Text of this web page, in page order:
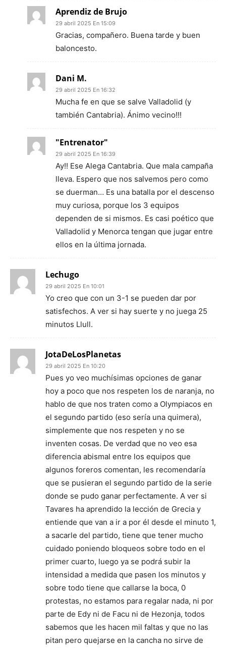
Aprendiz de Brujo
29 abril 2025 En 15:09
Gracias, compañero. Buena tarde y buen
baloncesto.
Dani M.
29 abril 2025 En 16:32
Mucha fe en que se salve Valladolid (y
también Cantabria). Ánimo vecino!!!
"Entrenator"
29 abril 2025 En 16:39
Ay!! Ese Alega Cantabria. Que mala campaña
lleva. Espero que nos salvemos pero como
se duerman… Es una batalla por el descenso
muy curiosa, porque los 3 equipos
dependen de si mismos. Es casi poético que
Valladolid y Menorca tengan que jugar entre
ellos en la última jornada.
Lechugo
29 abril 2025 En 10:01
Yo creo que con un 3-1 se pueden dar por
satisfechos. A ver si hay suerte y no juega 25
minutos Llull.
JotaDeLosPlanetas
29 abril 2025 En 10:20
Pues yo veo muchísimas opciones de ganar
hoy a poco que nos respeten los de naranja, no
hablo de que nos traten como a Olympiacos en
el segundo partido (eso sería una quimera),
simplemente que nos respeten y no se
inventen cosas. De verdad que no veo esa
diferencia abismal entre los equipos que
algunos foreros comentan, les recomendaría
que se pusieran el segundo partido de la serie
donde se pudo ganar perfectamente. A ver si
Tavares ha aprendido la lección de Grecia y
entiende que van a ir a por él desde el minuto 1,
a sacarle del partido, tiene que tener mucho
cuidado poniendo bloqueos sobre todo en el
primer cuarto, luego ya se podrá subir la
intensidad a medida que pasen los minutos y
sobre todo tiene que callarse la boca, 0
protestas, no estamos para regalar nada, ni por
parte de Edy ni de Facu ni de Hezonja, todos
sabemos que les hacen mil faltas y que no las
pitan pero quejarse en la cancha no sirve de